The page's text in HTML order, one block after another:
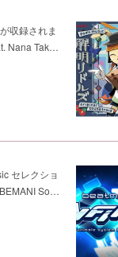
収録されま
Nana Tak…
セレクショ
So…